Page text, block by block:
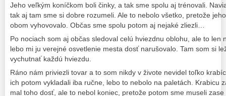
Jeho veľkým koníčkom boli činky, a tak sme spolu aj trénovali.
tak aj tam sme si dobre rozumeli. Ale to nebolo všetko, pretože
obom vyhovovalo. Občas sme spolu potom aj nejaké zliezli…
Po nociach som aj občas sledoval celú hviezdnu oblohu, ale to len
lebo mi ju verejné osvetlenie mesta dosť narušovalo. Tam som si
vychutnať každú hviezdu.
Ráno nám priviezli tovar a to som nikdy v živote nevidel toľko
ich potom vykladali iba ručne, lebo to nebolo na paletách. Krabicu
mal toho dosť, ale to nebol koniec, pretože potom sme museli